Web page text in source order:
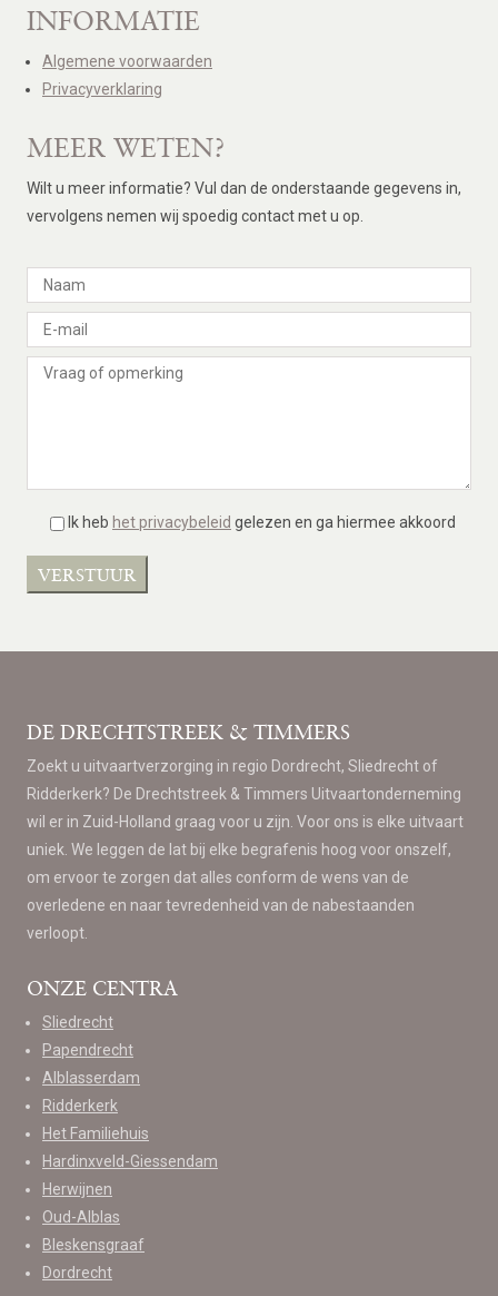
INFORMATIE
Algemene voorwaarden
Privacyverklaring
MEER WETEN?
Wilt u meer informatie? Vul dan de onderstaande gegevens in,
vervolgens nemen wij spoedig contact met u op.
Ik heb het privacybeleid gelezen en ga hiermee akkoord
DE DRECHTSTREEK & TIMMERS
Zoekt u uitvaartverzorging in regio Dordrecht, Sliedrecht of
Ridderkerk? De Drechtstreek & Timmers Uitvaartonderneming
wil er in Zuid-Holland graag voor u zijn. Voor ons is elke uitvaart
uniek. We leggen de lat bij elke begrafenis hoog voor onszelf,
om ervoor te zorgen dat alles conform de wens van de
overledene en naar tevredenheid van de nabestaanden
verloopt.
ONZE CENTRA
Sliedrecht
Papendrecht
Alblasserdam
Ridderkerk
Het Familiehuis
Hardinxveld-Giessendam
Herwijnen
Oud-Alblas
Bleskensgraaf
Dordrecht